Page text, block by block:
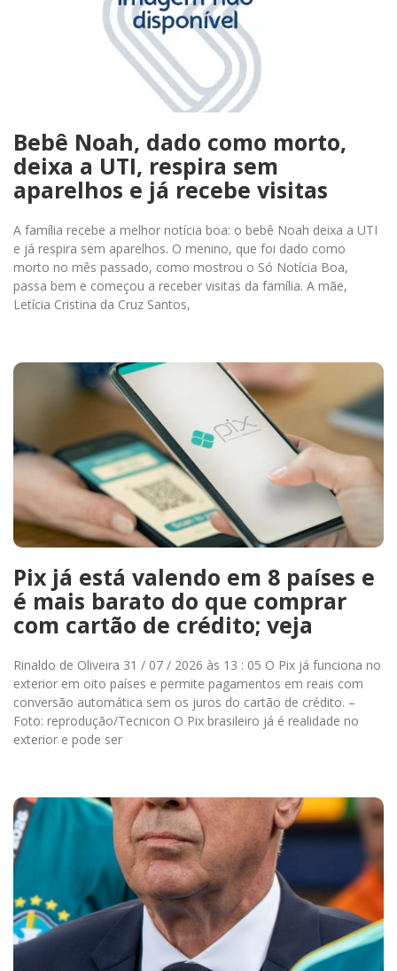
Bebê Noah, dado como morto,
deixa a UTI, respira sem
aparelhos e já recebe visitas
A família recebe a melhor notícia boa: o bebê Noah deixa a UTI
e já respira sem aparelhos. O menino, que foi dado como
morto no mês passado, como mostrou o Só Notícia Boa,
passa bem e começou a receber visitas da família. A mãe,
Letícia Cristina da Cruz Santos,
Pix já está valendo em 8 países e
é mais barato do que comprar
com cartão de crédito; veja
Rinaldo de Oliveira 31 / 07 / 2026 às 13 : 05 O Pix já funciona no
exterior em oito países e permite pagamentos em reais com
conversão automática sem os juros do cartão de crédito. –
Foto: reprodução/Tecnicon O Pix brasileiro já é realidade no
exterior e pode ser